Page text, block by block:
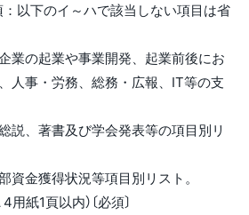
：以下のイ～ハで該当しない項目は省
起業や事業開発、起業前後にお
人事・労務、総務・広報、IT等の支
著書及び学会発表等の項目別リ
獲得状況等項目別リスト。
用紙1頁以内）〔必須〕